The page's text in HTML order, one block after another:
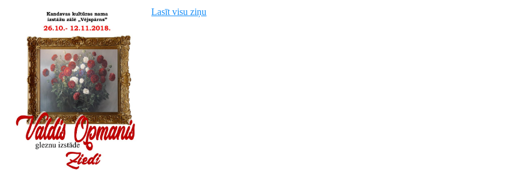
Lasīt visu ziņu